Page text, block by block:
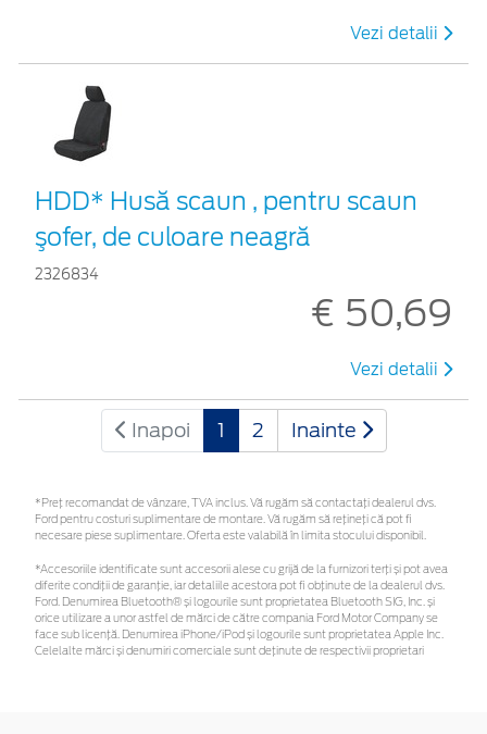
Vezi detalii
HDD* Husă scaun , pentru scaun
şofer, de culoare neagră
2326834
€ 50,69
Vezi detalii
Inapoi 1 2 Inainte
*Preţ recomandat de vânzare, TVA inclus. Vă rugăm să contactaţi dealerul dvs.
Ford pentru costuri suplimentare de montare. Vă rugăm să rețineți că pot fi
necesare piese suplimentare. Oferta este valabilă în limita stocului disponibil.
*Accesoriile identificate sunt accesorii alese cu grijă de la furnizori terți și pot avea
diferite condiții de garanție, iar detaliile acestora pot fi obținute de la dealerul dvs.
Ford. Denumirea Bluetooth® și logourile sunt proprietatea Bluetooth SIG, Inc. și
orice utilizare a unor astfel de mărci de către compania Ford Motor Company se
face sub licență. Denumirea iPhone/iPod și logourile sunt proprietatea Apple Inc.
Celelalte mărci și denumiri comerciale sunt deținute de respectivii proprietari